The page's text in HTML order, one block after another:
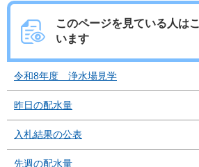
このページを見ている人は
います
令和8年度 浄水場見学
昨日の配水量
入札結果の公表
先週の配水量